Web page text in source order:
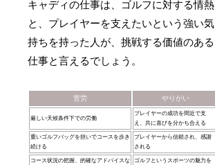
キャディの仕事は、ゴルフに対する情熱
と、プレイヤーを支えたいという強い気
持ちを持った人が、挑戦する価値のある
仕事と言えるでしょう。
苦労 やりがい
厳しい天候条件下での労働
プレイヤーの成功を間近で支
え、共に喜びを分かち合える
重いゴルフバッグを担いでコースを歩き
続ける
プレイヤーから信頼され、感謝
される
コース状況の把握、的確なアドバイスな
ゴルフというスポーツの魅力を